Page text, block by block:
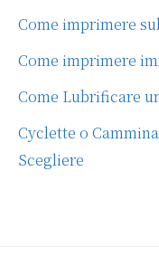
Come imprimere
Come imprimere
Come Lubrificare
Cyclette o
Scegliere